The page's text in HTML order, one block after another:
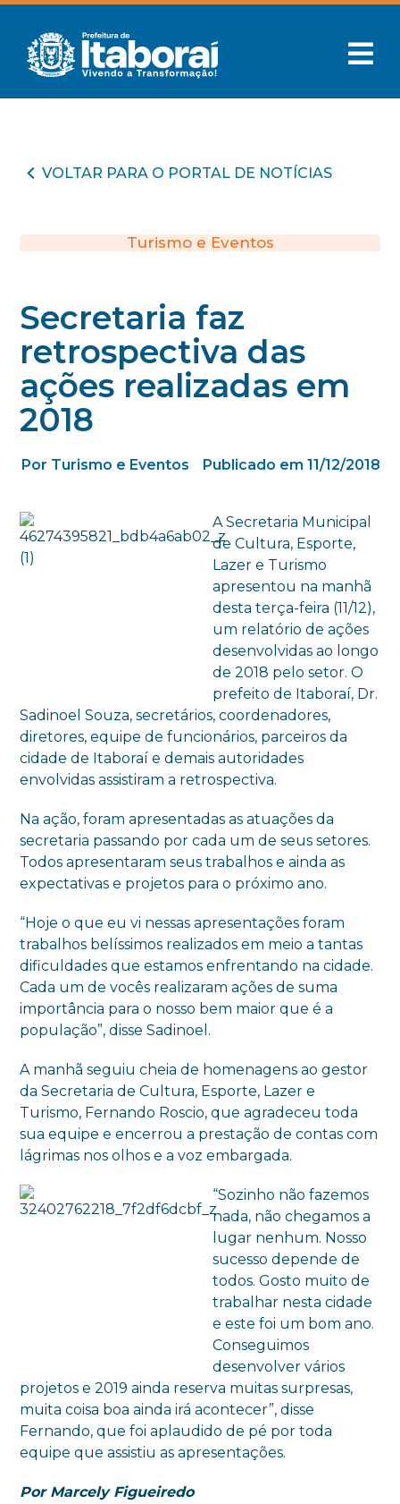
VOLTAR PARA O PORTAL DE NOTÍCIAS
Turismo e Eventos
Secretaria faz
retrospectiva das
ações realizadas em
2018
Por Turismo e Eventos Publicado em 11/12/2018
A Secretaria Municipal
de Cultura, Esporte,
Lazer e Turismo
apresentou na manhã
desta terça-feira (11/12),
um relatório de ações
desenvolvidas ao longo
de 2018 pelo setor. O
prefeito de Itaboraí, Dr.
Sadinoel Souza, secretários, coordenadores,
diretores, equipe de funcionários, parceiros da
cidade de Itaboraí e demais autoridades
envolvidas assistiram a retrospectiva.
Na ação, foram apresentadas as atuações da
secretaria passando por cada um de seus setores.
Todos apresentaram seus trabalhos e ainda as
expectativas e projetos para o próximo ano.
“Hoje o que eu vi nessas apresentações foram
trabalhos belíssimos realizados em meio a tantas
dificuldades que estamos enfrentando na cidade.
Cada um de vocês realizaram ações de suma
importância para o nosso bem maior que é a
população”, disse Sadinoel.
A manhã seguiu cheia de homenagens ao gestor
da Secretaria de Cultura, Esporte, Lazer e
Turismo, Fernando Roscio, que agradeceu toda
sua equipe e encerrou a prestação de contas com
lágrimas nos olhos e a voz embargada.
“Sozinho não fazemos
nada, não chegamos a
lugar nenhum. Nosso
sucesso depende de
todos. Gosto muito de
trabalhar nesta cidade
e este foi um bom ano.
Conseguimos
desenvolver vários
projetos e 2019 ainda reserva muitas surpresas,
muita coisa boa ainda irá acontecer”, disse
Fernando, que foi aplaudido de pé por toda
equipe que assistiu as apresentações.
Por Marcely Figueiredo